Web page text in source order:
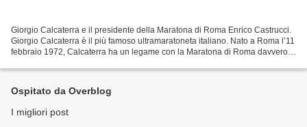
Giorgio Calcaterra e il presidente della Maratona di Roma Enrico Castrucci.
Giorgio Calcaterra è il più famoso ultramaratoneta italiano. Nato a Roma l’11
febbraio 1972, Calcaterra ha un legame con la Maratona di Roma davvero
Ospitato da Overblog
I migliori post